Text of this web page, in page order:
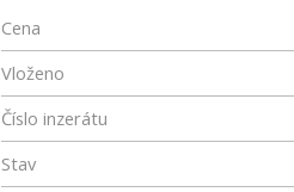
Cena
Vloženo
Číslo inzerátu
Stav